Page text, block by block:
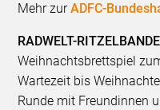
Mehr zurADFC-
RADWELT-
Weihnachtsbrettspiel
Wartezeit bis
Runde mit Freundinnen